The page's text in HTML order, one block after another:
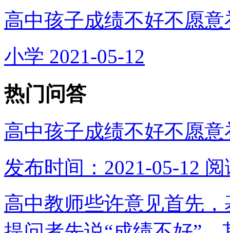
高中孩子成绩不好不愿
小学 2021-05-12
热门问答
高中孩子成绩不好不愿
发布时间：2021-05-12 阅
高中教师些许意见首先